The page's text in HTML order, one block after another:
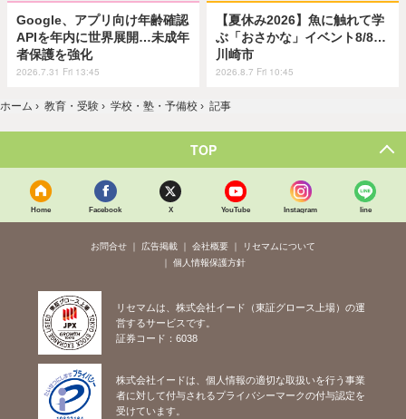
Google、アプリ向け年齢確認
APIを年内に世界展開…未成年
者保護を強化
2026.7.31 Fri 13:45
【夏休み2026】魚に触れて学
ぶ「おさかな」イベント8/8…
川崎市
2026.8.7 Fri 10:45
ホーム › 教育・受験 › 学校・塾・予備校 › 記事
TOP
Home Facebook X YouTube Instagram line
お問合せ 広告掲載 会社概要
リセマムについて
個人情報保護方針
リセマムは、株式会社イード（東証グロース上場）の運
営するサービスです。
証券コード：6038
株式会社イードは、個人情報の適切な取扱いを行う事業
者に対して付与されるプライバシーマークの付与認定を
受けています。